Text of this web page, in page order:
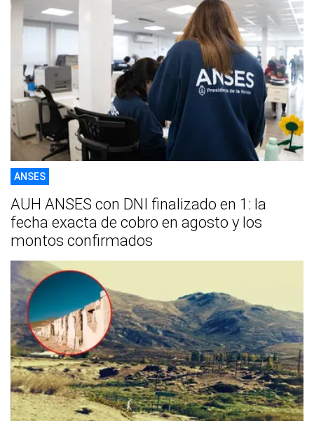
ANSES
AUH ANSES con DNI finalizado en 1: la
fecha exacta de cobro en agosto y los
montos confirmados